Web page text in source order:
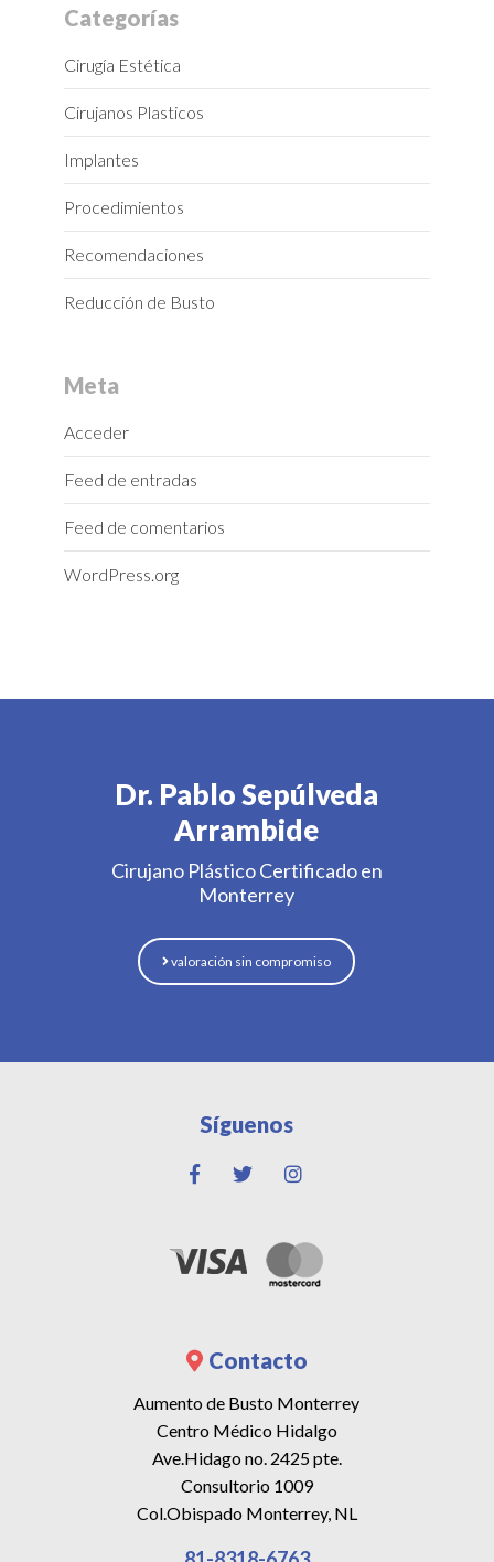
Categorías
Cirugía Estética
Cirujanos Plasticos
Implantes
Procedimientos
Recomendaciones
Reducción de Busto
Meta
Acceder
Feed de entradas
Feed de comentarios
WordPress.org
Dr. Pablo Sepúlveda
Arrambide
Cirujano Plástico Certificado en
Monterrey
valoración sin compromiso
Síguenos
Contacto
Aumento de Busto Monterrey
Centro Médico Hidalgo
Ave.Hidago no. 2425 pte.
Consultorio 1009
Col.Obispado Monterrey, NL